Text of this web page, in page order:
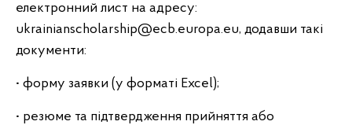
електронний лист на адресу:
ukrainianscholarship@ecb.europa.eu, додавши такі
документи:
• форму заявки (у форматі Excel);
• резюме та підтвердження прийняття або